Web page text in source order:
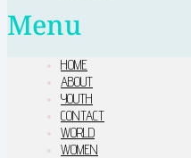
Menu
HOME
ABOUT
YOUTH
CONTACT
WORLD
WOMEN